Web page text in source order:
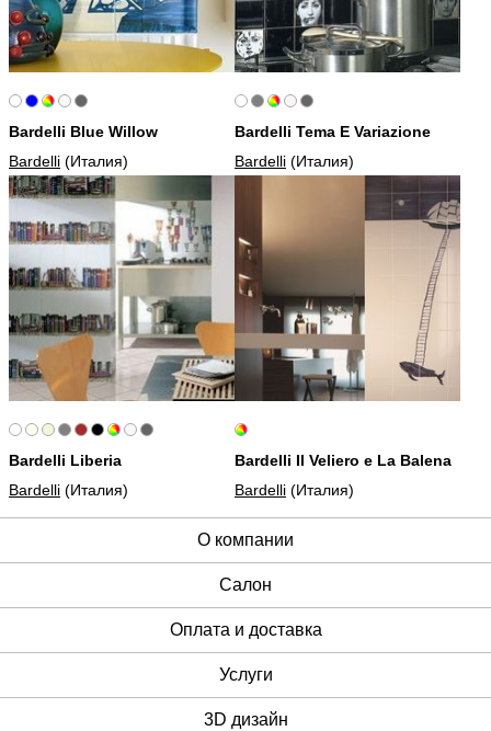
Bardelli Blue Willow
Bardelli (Италия)
Bardelli Tema E Variazione
Bardelli (Италия)
Bardelli Liberia
Bardelli (Италия)
Bardelli Il Veliero e La Balena
Bardelli (Италия)
О компании
Cалон
Оплата и доставка
Услуги
3D дизайн